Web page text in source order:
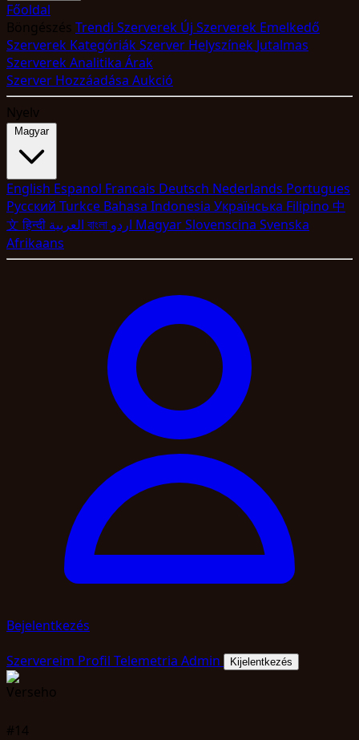
Főoldal
Böngészés Trendi Szerverek Új Szerverek Emelkedő
Szerverek KategóriákSzerver Helyszínek Jutalmas
SzerverekAnalitika Árak
Szerver Hozzáadása Aukció
Nyelv
Magyar
English Espanol Francais Deutsch Nederlands Portugues
Pyccкий Turkce Bahasa Indonesia Укpaїнcькa Filipino 中
文हिन्दी বাংলা MagyarSlovenscina Svenska
Afrikaans
Bejelentkezés
Szervereim Profil Telemetria Admin Kijelentkezés
#14